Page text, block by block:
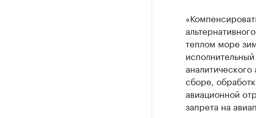
теплом море
сборе,
авиационной
запрета на